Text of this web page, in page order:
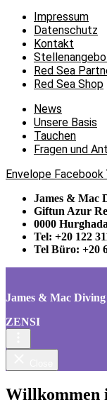
Impressum
Datenschutz
Kontakt
Red Sea
Red Sea Shop
News
Unsere Basis
Tauchen
Fragen und
Envelope Facebook
James & Mac
Giftun Azur
0000
Tel: +20 122
Tel Büro: +20
James & Mac
ZENSI
Willkommen